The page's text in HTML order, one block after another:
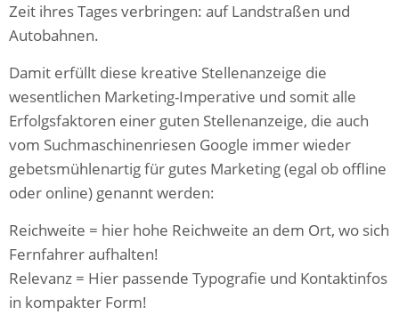
Zeit ihres Tages verbringen: auf Landstraßen und
Autobahnen.
Damit erfüllt diese kreative Stellenanzeige die
wesentlichen Marketing-Imperative und somit alle
Erfolgsfaktoren einer guten Stellenanzeige, die auch
vom Suchmaschinenriesen Google immer wieder
gebetsmühlenartig für gutes Marketing (egal ob offline
oder online) genannt werden:
Reichweite = hier hohe Reichweite an dem Ort, wo sich
Fernfahrer aufhalten!
Relevanz = Hier passende Typografie und Kontaktinfos
in kompakter Form!